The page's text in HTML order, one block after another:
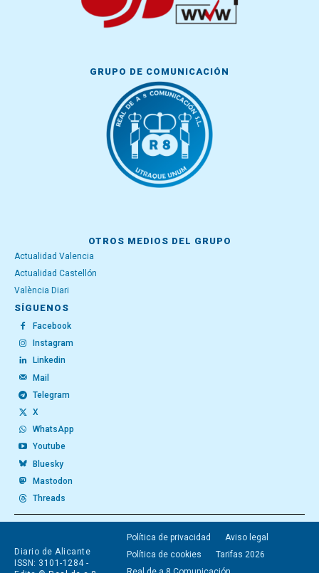
GRUPO DE COMUNICACIÓN
OTROS MEDIOS DEL GRUPO
Actualidad Valencia
Actualidad Castellón
València Diari
SÍGUENOS
Facebook
Instagram
Linkedin
Mail
Telegram
X
WhatsApp
Youtube
Bluesky
Mastodon
Threads
Diario de Alicante
ISSN: 3101-1284 -
Política de privacidad
Aviso legal
Política de cookies
Tarifas 2026